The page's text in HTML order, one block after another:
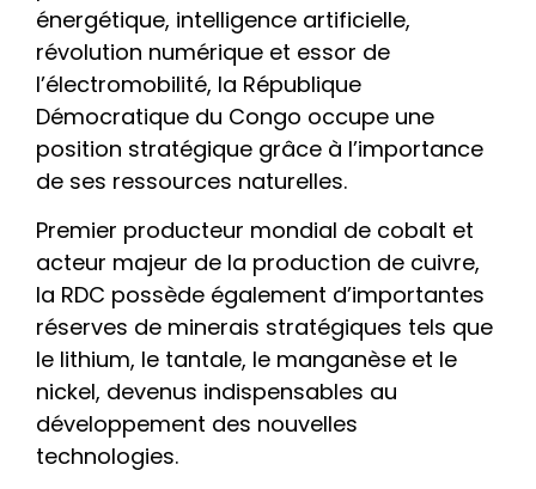
énergétique, intelligence artificielle,
révolution numérique et essor de
l’électromobilité, la République
Démocratique du Congo occupe une
position stratégique grâce à l’importance
de ses ressources naturelles.
Premier producteur mondial de cobalt et
acteur majeur de la production de cuivre,
la RDC possède également d’importantes
réserves de minerais stratégiques tels que
le lithium, le tantale, le manganèse et le
nickel, devenus indispensables au
développement des nouvelles
technologies.